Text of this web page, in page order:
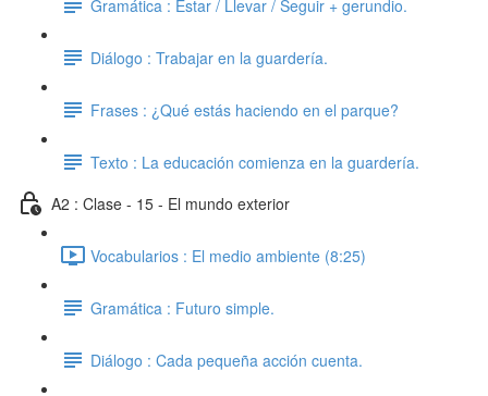
Gramática : Estar / Llevar / Seguir + gerundio.
Diálogo : Trabajar en la guardería.
Frases : ¿Qué estás haciendo en el parque?
Texto : La educación comienza en la guardería.
A2 : Clase - 15 - El mundo exterior
Vocabularios : El medio ambiente (8:25)
Gramática : Futuro simple.
Diálogo : Cada pequeña acción cuenta.